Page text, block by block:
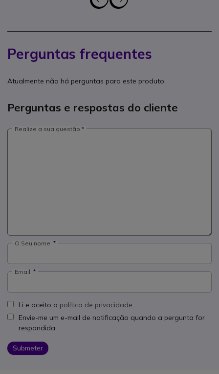
Perguntas frequentes
Atualmente não há perguntas para este produto.
Perguntas e respostas do cliente
Realize a sua questão
O Seu nome:
Email:
Li e aceito a política de privacidade.
Envie-me um e-mail de notificação quando a pergunta for
respondida
Submeter